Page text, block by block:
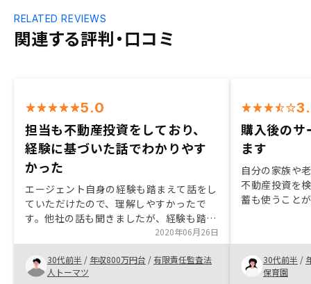
関連する評判・口コミ
RELATED REVIEWS
5.0
担当も不動産投資をしており、
経験に基づいた話でわかりやす
かった
エージェント自身の経験も踏まえて話をし
ていただけたので、理解しやすかったで
す。他社の話も聞きましたが、経験も踏ま
えた話を聞けたのはこちらだけだったと思
います。固定資産税含めたキャッシュアウ
トと節税効果の見込みについても説明があ
ると尚いいかと思います。
2020年06月26日
30代前半 / 年収800万円台 / 有限責任監査法
人トーマツ
購入後のサ
ます
自分の家族や
不動産投資を
蓄も使うこと
方々が丁寧に
でスムーズに
30代前半 /
保育園